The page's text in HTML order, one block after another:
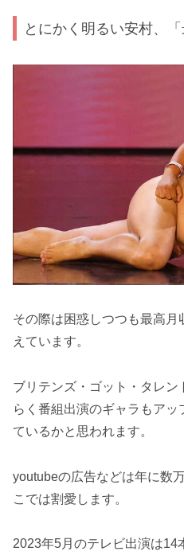
とにかく明るい安村、
その際は困惑しつつも最高
えています。
ブリテンズ・ゴット・タレ
らく番組出演のギャラもアッ
ているかと思われます。
youtubeの広告などは年に数
こでは割愛します。
2023年5月のテレビ出演は14